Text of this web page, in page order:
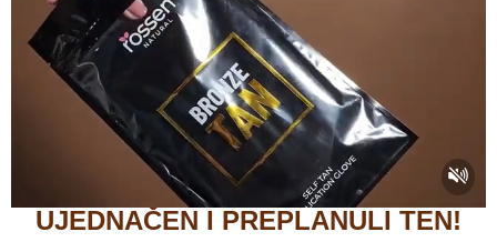
UJEDNAČEN I PREPLANULI TEN!